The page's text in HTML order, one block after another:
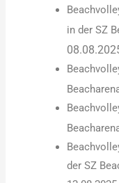
in der SZ
der SZ